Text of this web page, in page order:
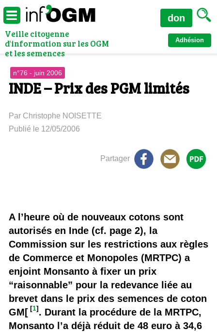
Veille citoyenne
d'information sur les OGM
et les semences
Adhésion
don
n°76 - juin 2006
INDE – Prix des PGM limités
Par Christophe NOISETTE
Publié le 12/05/2006
Partager
A l’heure où de nouveaux cotons sont
autorisés en Inde (cf. page 2), la
Commission sur les restrictions aux règles
de Commerce et Monopoles (MRTPC) a
enjoint Monsanto à fixer un prix
“raisonnable” pour la redevance liée au
brevet dans le prix des semences de coton
GM[[1]. Durant la procédure de la MRTPC,
Monsanto l’a déjà réduit de 48 euro à 34,6